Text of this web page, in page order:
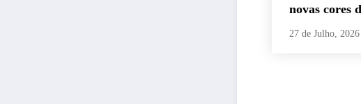
novas cores
revela
27 de Julho, 2026